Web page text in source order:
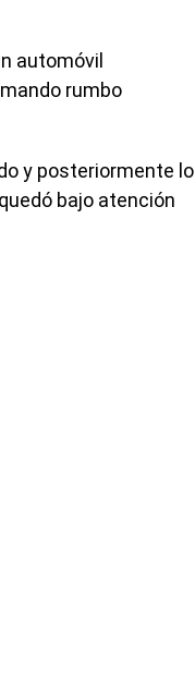
automóvil
rumbo
y posteriormente lo
bajo atención